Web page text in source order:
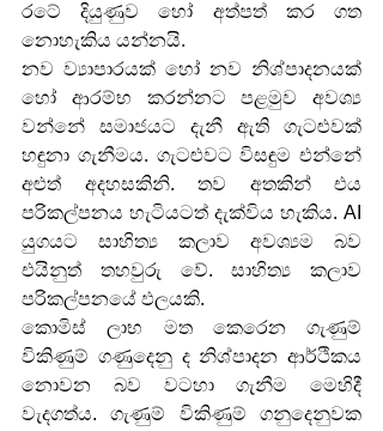
රටේ දියුණුව හෝ අත්පත් කර ගත
නොහැකිය යන්නයි.
නව ව්‍යාපාරයක් හෝ නව නිශ්පාදනයක්
හෝ ආරම්භ කරන්නට පළමුව අවශ්‍ය
වන්නේ සමාජයට දැනී ඇති ගැටළුවක්
හඳුනා ගැනීමය. ගැටළුවට විසඳුම එන්නේ
අළුත් අදහසකිනි. තව අතකින් එය
පරිකල්පනය හැටියටත් දැක්විය හැකිය. AI
යුගයට සාහිත්‍ය කලාව අවශ්‍යම බව
එයිනුත් තහවුරු වේ. සාහිත්‍ය කලාව
පරිකල්පනයේ ඵලයකි.
කොමිස් ලාභ මත කෙරෙන ගැණුම්
විකිණුම් ගණුදෙනු ද නිශ්පාදන ආර්ථිකය
නොවන බව වටහා ගැනීම මෙහිදී
වැදගත්ය. ගැණුම් විකිණුම් ගනුදෙනුවක